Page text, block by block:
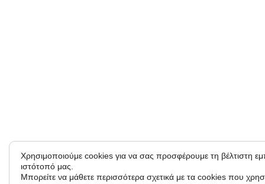
Χρησιμοποιούμε cookies για να σας προσφέρουμε τη βέλτιστη
ιστότοπό μας.
Μπορείτε να μάθετε περισσότερα σχετικά με τα cookies που